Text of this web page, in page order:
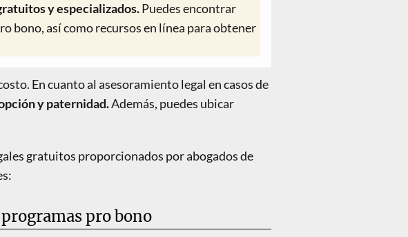
y especializados.Puedes encontrar
bono, así como recursos en línea para obtener
En cuanto al asesoramiento legal en casos de
y paternidad.Además, puedes ubicar
gratuitos proporcionados por abogados de
pro bono